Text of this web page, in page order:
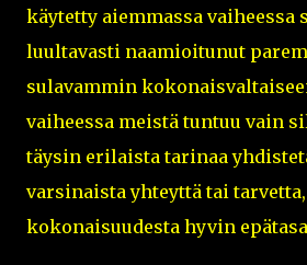
käytetty aiemmassa vaiheessa
luultavasti naamioitunut
sulavammin
vaiheessa meistä tuntuu vain
täysin erilaista tarinaa
varsinaista yhteyttä tai
kokonaisuudesta hyvin